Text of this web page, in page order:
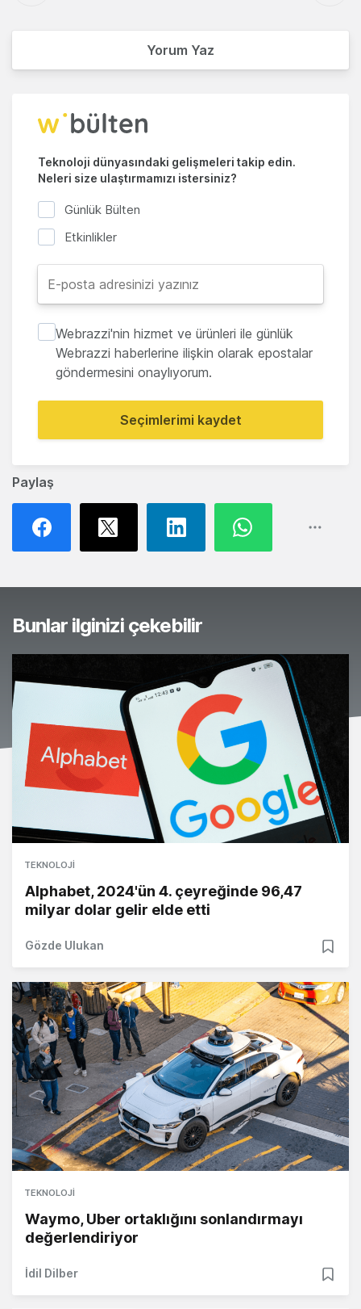
Paylaş
Yorum Yaz
Teknoloji dünyasındaki gelişmeleri takip edin.
Neleri size ulaştırmamızı istersiniz?
Günlük Bülten
Etkinlikler
Webrazzi'nin hizmet ve ürünleri ile günlük
Webrazzi haberlerine ilişkin olarak epostalar
göndermesini onaylıyorum.
Seçimlerimi kaydet
Bunlar ilginizi çekebilir
TEKNOLOJI
Alphabet, 2024'ün 4. çeyreğinde 96,47
milyar dolar gelir elde etti
Gözde Ulukan
TEKNOLOJI
Waymo, Uber ortaklığını sonlandırmayı
değerlendiriyor
İdil Dilber